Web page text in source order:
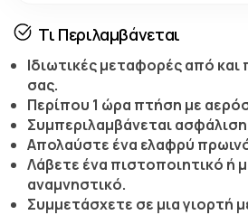
Τι Περιλαμβάνεται
Ιδιωτικές μεταφορές από
σας.
Περίπου 1 ώρα πτήση με
Συμπεριλαμβάνεται
Απολαύστε ένα ελαφρύ
Λάβετε ένα πιστοποιητικό ή
αναμνηστικό.
Συμμετάσχετε σε μια γιορτή